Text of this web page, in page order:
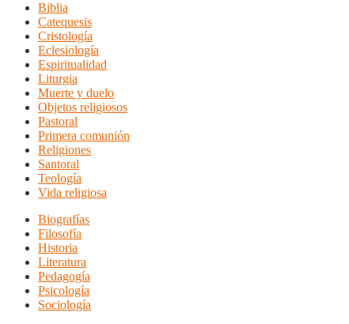
Biblia
Catequesis
Cristología
Eclesiología
Espiritualidad
Liturgia
Muerte y duelo
Objetos religiosos
Pastoral
Primera comunión
Religiones
Santoral
Teología
Vida religiosa
Biografías
Filosofía
Historia
Literatura
Pedagogía
Psicología
Sociología